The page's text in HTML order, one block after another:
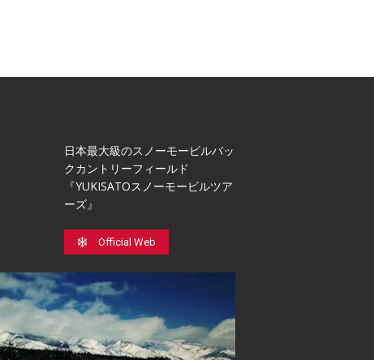
日本最⼤級のスノーモービルバッ
クカントリーフィールド
『YUKISATOスノーモービルツア
ーズ』
Official Web